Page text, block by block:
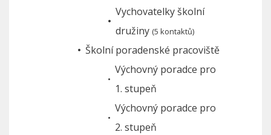
Vychovatelky školní
družiny (5 kontaktů)
Školní poradenské pracoviště
Výchovný poradce pro
1. stupeň
Výchovný poradce pro
2. stupeň